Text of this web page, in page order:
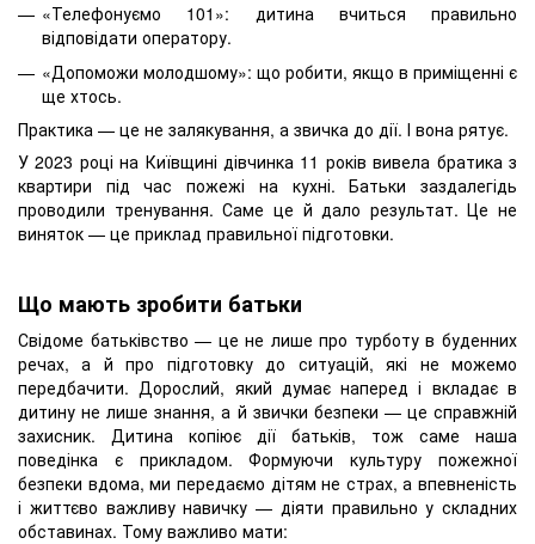
«Телефонуємо 101»: дитина вчиться правильно
відповідати оператору.
«Допоможи молодшому»: що робити, якщо в приміщенні є
ще хтось.
Практика — це не залякування, а звичка до дії. І вона рятує.
У 2023 році на Київщині дівчинка 11 років вивела братика з
квартири під час пожежі на кухні. Батьки заздалегідь
проводили тренування. Саме це й дало результат. Це не
виняток — це приклад правильної підготовки.
Що мають зробити батьки
Свідоме батьківство — це не лише про турботу в буденних
речах, а й про підготовку до ситуацій, які не можемо
передбачити. Дорослий, який думає наперед і вкладає в
дитину не лише знання, а й звички безпеки — це справжній
захисник. Дитина копіює дії батьків, тож саме наша
поведінка є прикладом. Формуючи культуру пожежної
безпеки вдома, ми передаємо дітям не страх, а впевненість
і життєво важливу навичку — діяти правильно у складних
обставинах. Тому важливо мати: